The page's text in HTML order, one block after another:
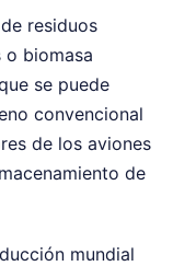
residuos
o biomasa
se puede
convencional
de los aviones
de
mundial